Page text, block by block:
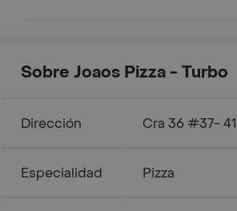
Sobre Joaos Pizza - Turbo
Dirección Cra 36 #37-
Especialidad Pizza